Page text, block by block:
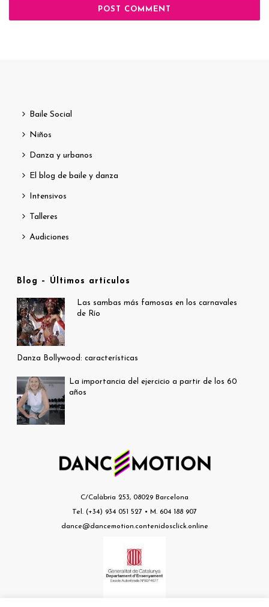
Baile Social
Niños
Danza y urbanos
El blog de baile y danza
Intensivos
Talleres
Audiciones
Blog – Últimos artículos
Las sambas más famosas en los carnavales
de Río
Danza Bollywood: características
La importancia del ejercicio a partir de los 60
años
C/Calàbria 253, 08029 Barcelona
Tel. (+34) 934 051 527 • M. 604 188 907
dance@dancemotion.contenidosclick.online